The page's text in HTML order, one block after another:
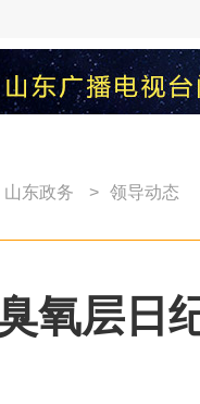
山东政务 > 领导动态
氧层日